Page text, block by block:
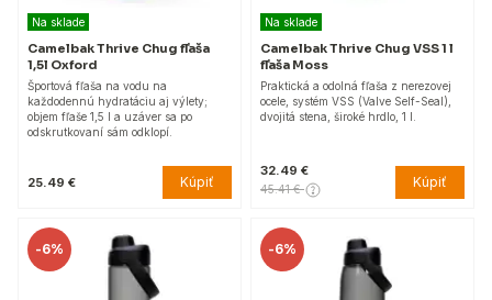
Na sklade
Camelbak Thrive Chug fľaša
1,5l Oxford
Športová fľaša na vodu na
každodennú hydratáciu aj výlety;
objem fľaše 1,5 l a uzáver sa po
odskrutkovaní sám odklopí.
25.49 € Kúpiť
Na sklade
Camelbak Thrive Chug VSS 1 l
fľaša Moss
Praktická a odolná fľaša z nerezovej
ocele, systém VSS (Valve Self-Seal),
dvojitá stena, široké hrdlo, 1 l.
32.49 €
45.41 € Kúpiť
-6% -6%